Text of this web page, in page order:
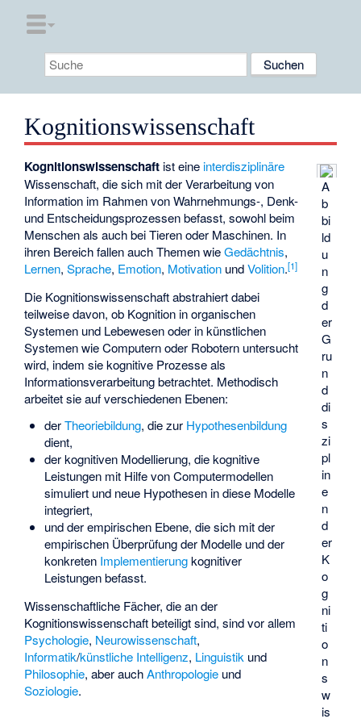
Kognitionswissenschaft
A
b
bi
ld
u
n
g
d
er
G
ru
n
d
di
s
zi
pl
in
e
n
d
er
K
o
g
ni
ti
o
n
s
w
is
Kognitionswissenschaft ist eine interdisziplinäre
Wissenschaft, die sich mit der Verarbeitung von
Information im Rahmen von Wahrnehmungs-, Denk-
und Entscheidungsprozessen befasst, sowohl beim
Menschen als auch bei Tieren oder Maschinen. In
ihren Bereich fallen auch Themen wieGedächtnis,
Lernen,Sprache, Emotion, Motivation undVolition.[1]
Die Kognitionswissenschaft abstrahiert dabei
teilweise davon, ob Kognition in organischen
Systemen und Lebewesen oder in künstlichen
Systemen wie Computern oder Robotern untersucht
wird, indem sie kognitive Prozesse als
Informationsverarbeitung betrachtet. Methodisch
arbeitet sie auf verschiedenen Ebenen:
derTheoriebildung, die zur Hypothesenbildung
dient,
derkognitiven Modellierung, die kognitive
Leistungen mit Hilfe von Computermodellen
simuliert und neue Hypothesen in diese Modelle
integriert,
und der empirischen Ebene, die sich mit der
empirischen Überprüfung der Modelle und der
konkreten Implementierungkognitiver
Leistungen befasst.
Wissenschaftliche Fächer, die an der
Kognitionswissenschaft beteiligt sind, sind vor allem
Psychologie, Neurowissenschaft,
Informatik/künstliche Intelligenz, Linguistik und
Philosophie, aber auchAnthropologie und
Soziologie.